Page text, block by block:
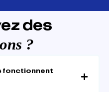
des
?
fonctionnent